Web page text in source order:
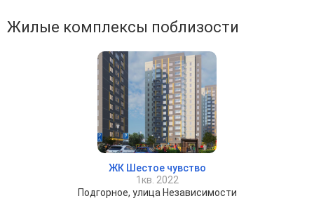
Жилые комплексы поблизости
ЖК Шестое чувство
1кв. 2022
Подгорное, улица Независимости